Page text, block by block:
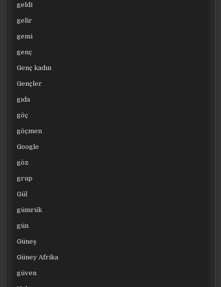
geldi
gelir
gemi
genç
Genç kadın
Gençler
gıda
göç
göçmen
Google
göz
grup
Gül
gümrük
gün
Güneş
Güney Afrika
güven